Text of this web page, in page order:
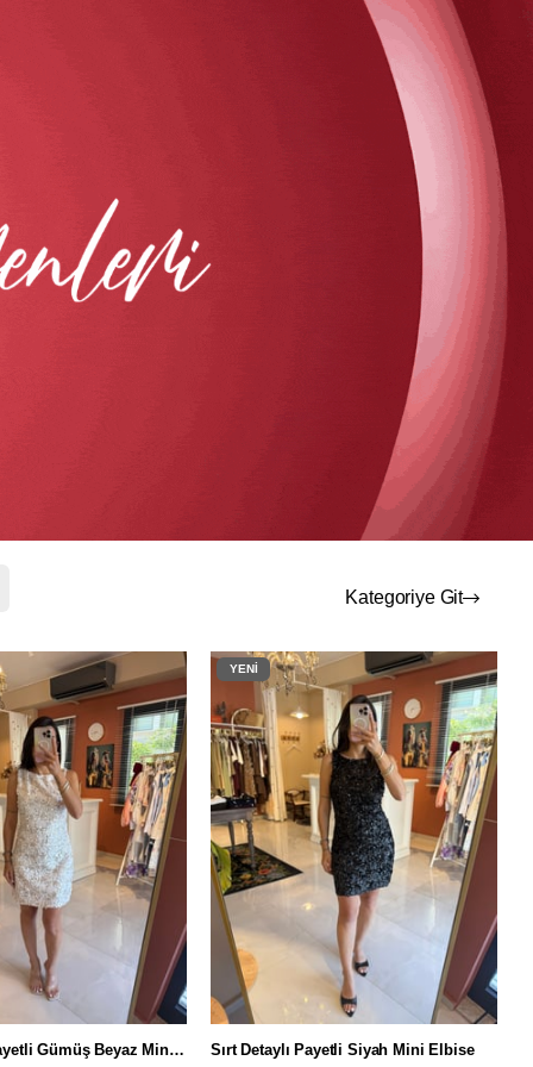
Sırt Detaylı Payetli Gümüş Beyaz Mini Elbise Sırt Detaylı Payetli Siyah Mini Elbise
YENI
Kategoriye Git